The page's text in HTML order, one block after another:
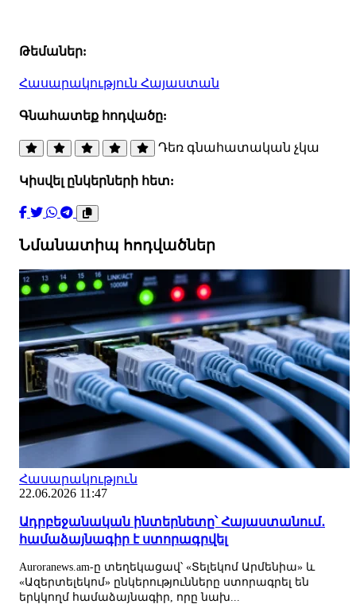
Թեմաներ:
Հասարակություն Հայաստան
Գնահատեք հոդվածը:
Դեռ գնահատական չկա
Կիսվել ընկերների հետ:
Նմանատիպ հոդվածներ
Հասարակություն
22.06.2026 11:47
Ադրբեջանական ինտերնետը՝ Հայաստանում․
համաձայնագիր է ստորագրվել
Auroranews.am-ը տեղեկացավ՝ «Տելեկոմ Արմենիա» և
«Ազերտելեկոմ» ընկերությունները ստորագրել են
երկկողմ համաձայնագիր, որը նախ...